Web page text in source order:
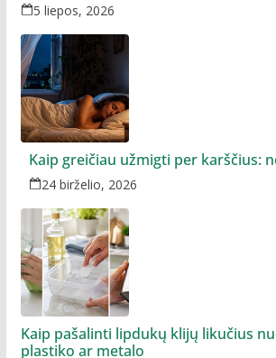
5 liepos, 2026
Kaip greičiau užmigti per karščius:
24 birželio, 2026
Kaip pašalinti lipdukų klijų likučius
plastiko ar metalo